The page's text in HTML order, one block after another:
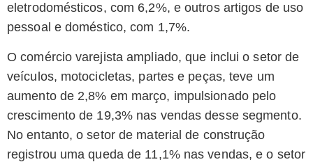
eletrodomésticos, com 6,2%, e outros artigos de uso
pessoal e doméstico, com 1,7%.
O comércio varejista ampliado, que inclui o setor de
veículos, motocicletas, partes e peças, teve um
aumento de 2,8% em março, impulsionado pelo
crescimento de 19,3% nas vendas desse segmento.
No entanto, o setor de material de construção
registrou uma queda de 11,1% nas vendas, e o setor